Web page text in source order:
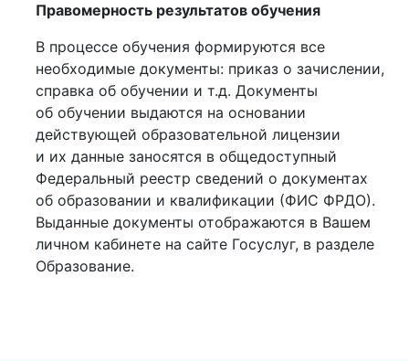
Правомерность результатов обучения
В процессе обучения формируются все
необходимые документы: приказ о зачислении,
справка об обучении и т.д. Документы
об обучении выдаются на основании
действующей образовательной лицензии
и их данные заносятся в общедоступный
Федеральный реестр сведений о документах
об образовании и квалификации (ФИС ФРДО).
Выданные документы отображаются в Вашем
личном кабинете на сайте Госуслуг, в разделе
Образование.